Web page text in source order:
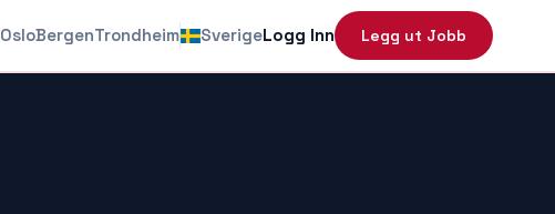
OsloBergenTrondheim SverigeLogg Inn Legg ut Jobb